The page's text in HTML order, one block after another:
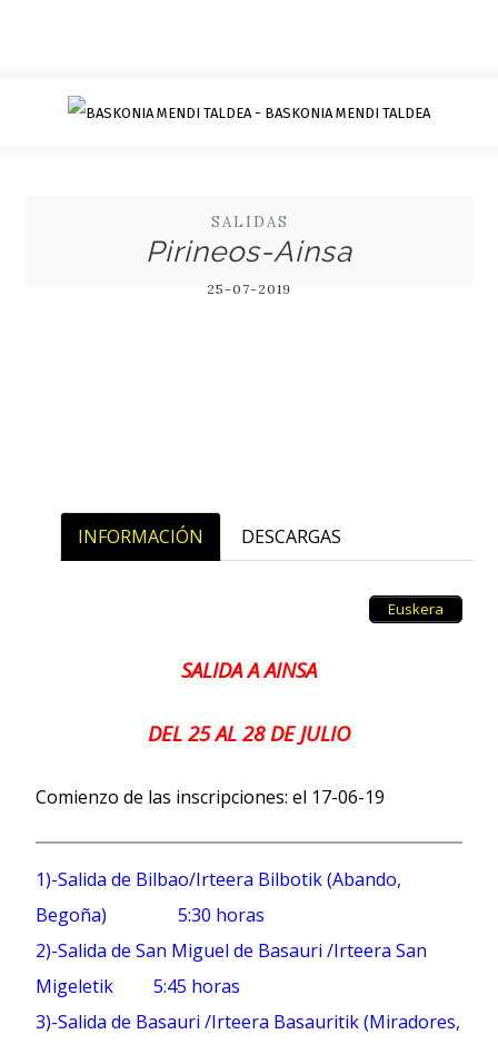
SALIDAS
Pirineos-Ainsa
25-07-2019
INFORMACIÓN DESCARGAS
Euskera
SALIDA A AINSA
DEL 25 AL 28 DE JULIO
Comienzo de las inscripciones: el 17-06-19
1)-Salida de Bilbao/Irteera Bilbotik (Abando,
Begoña) 5:30 horas
2)-Salida de San Miguel de Basauri /Irteera San
Migeletik 5:45 horas
3)-Salida de Basauri /Irteera Basauritik (Miradores,